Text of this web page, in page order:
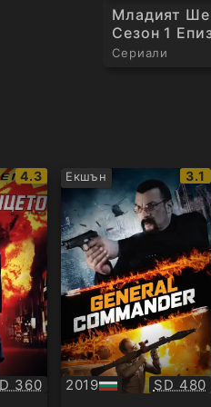
Младият
Сезон 1
Сериали
IMDb
рейтинг:
4.3
360
Екшън 3.1
2019
БГ
SD 480